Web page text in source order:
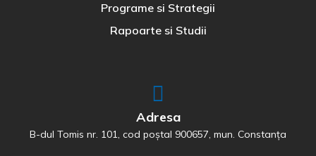
Programe si Strategii
Rapoarte si Studii
Adresa
B-dul Tomis nr. 101, cod poștal 900657, mun. Constanța